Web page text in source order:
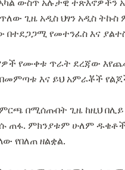
ውስጥ አሉታዊ ተጽእኖዎችን
ጊዜ አዲስ ህፃን አዲስ
በተደጋጋሚ የመተንፈስ እና
የሙቀቱ ጥራት ደረጃው
እና ይህ አምራቾች
በሚሰጡበት ጊዜ ከዚህ
ጠፋ. ምክንያቱም ሁለም
የበለጠ ዘልቋል.